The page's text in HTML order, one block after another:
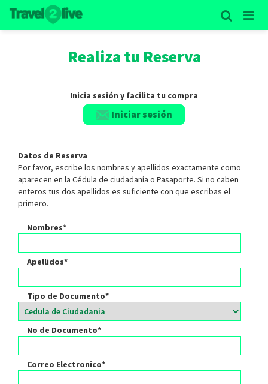
Realiza tu Reserva
Inicia sesión y facilita tu compra
Iniciar sesión
Datos de Reserva
Por favor, escribe los nombres y apellidos exactamente como
aparecen en la Cédula de ciudadanía o Pasaporte. Si no caben
enteros tus dos apellidos es suficiente con que escribas el
primero.
Nombres*
Apellidos*
Tipo de Documento*
No de Documento*
Correo Electronico*